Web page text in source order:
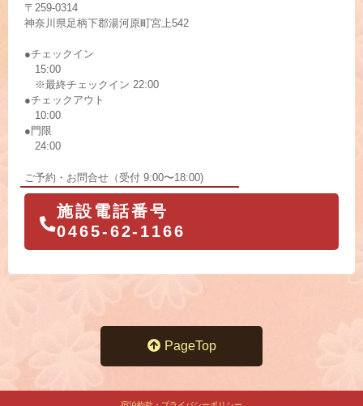
〒259-0314
神奈川県足柄下郡湯河原町宮上542
●チェックイン
15:00
※最終チェックイン 22:00
●チェックアウト
10:00
●門限
24:00
ご予約・お問合せ（受付 9:00〜18:00)
施設電話番号
0465-62-1166
PageTop